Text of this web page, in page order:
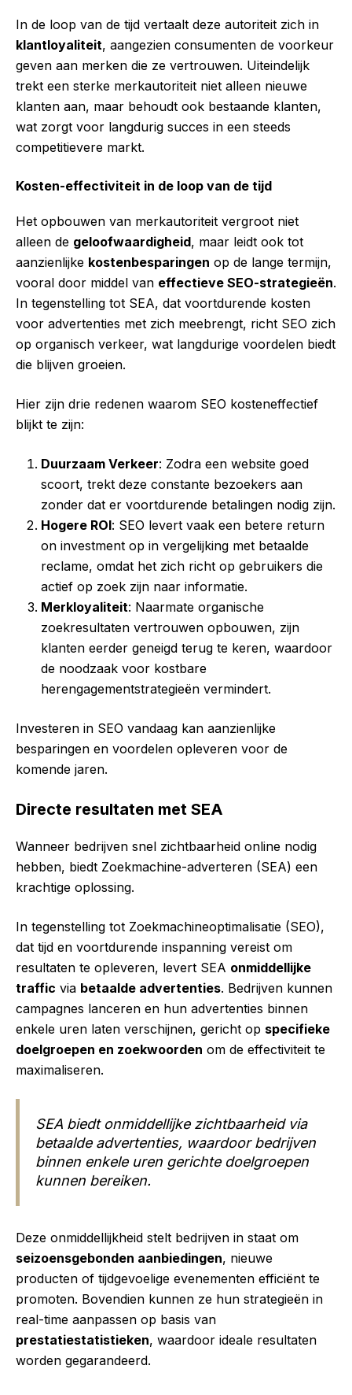
In de loop van de tijd vertaalt deze autoriteit zich in
klantloyaliteit, aangezien consumenten de voorkeur
geven aan merken die ze vertrouwen. Uiteindelijk
trekt een sterke merkautoriteit niet alleen nieuwe
klanten aan, maar behoudt ook bestaande klanten,
wat zorgt voor langdurig succes in een steeds
competitievere markt.
Kosten-effectiviteit in de loop van de tijd
Het opbouwen van merkautoriteit vergroot niet
alleen de geloofwaardigheid, maar leidt ook tot
aanzienlijke kostenbesparingen op de lange termijn,
vooral door middel van effectieve SEO-strategieën.
In tegenstelling tot SEA, dat voortdurende kosten
voor advertenties met zich meebrengt, richt SEO zich
op organisch verkeer, wat langdurige voordelen biedt
die blijven groeien.
Hier zijn drie redenen waarom SEO kosteneffectief
blijkt te zijn:
Duurzaam Verkeer: Zodra een website goed
scoort, trekt deze constante bezoekers aan
zonder dat er voortdurende betalingen nodig zijn.
Hogere ROI: SEO levert vaak een betere return
on investment op in vergelijking met betaalde
reclame, omdat het zich richt op gebruikers die
actief op zoek zijn naar informatie.
Merkloyaliteit: Naarmate organische
zoekresultaten vertrouwen opbouwen, zijn
klanten eerder geneigd terug te keren, waardoor
de noodzaak voor kostbare
herengagementstrategieën vermindert.
Investeren in SEO vandaag kan aanzienlijke
besparingen en voordelen opleveren voor de
komende jaren.
Directe resultaten met SEA
Wanneer bedrijven snel zichtbaarheid online nodig
hebben, biedt Zoekmachine-adverteren (SEA) een
krachtige oplossing.
In tegenstelling tot Zoekmachineoptimalisatie (SEO),
dat tijd en voortdurende inspanning vereist om
resultaten te opleveren, levert SEA onmiddellijke
traffic via betaalde advertenties. Bedrijven kunnen
campagnes lanceren en hun advertenties binnen
enkele uren laten verschijnen, gericht op specifieke
doelgroepen en zoekwoorden om de effectiviteit te
maximaliseren.
SEA biedt onmiddellijke zichtbaarheid via
betaalde advertenties, waardoor bedrijven
binnen enkele uren gerichte doelgroepen
kunnen bereiken.
Deze onmiddellijkheid stelt bedrijven in staat om
seizoensgebonden aanbiedingen, nieuwe
producten of tijdgevoelige evenementen efficiënt te
promoten. Bovendien kunnen ze hun strategieën in
real-time aanpassen op basis van
prestatiestatistieken, waardoor ideale resultaten
worden gegarandeerd.